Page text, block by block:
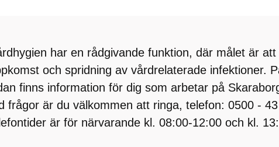
har en rådgivande funktion, där målet är
och spridning av vårdrelaterade infektioner.
finns information för dig som arbetar på
frågor är du välkommen att ringa, telefon: 0500 -
är för närvarande kl. 08:00-12:00 och kl.